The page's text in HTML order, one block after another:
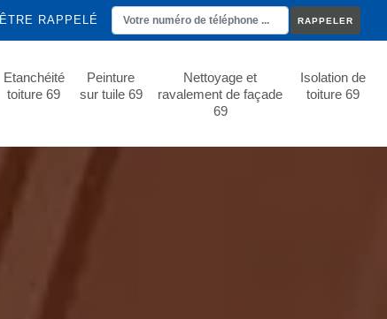
ÊTRE RAPPELÉ
Etanchéité
toiture 69
Peinture
sur tuile 69
Nettoyage et
ravalement de façade
69
Isolation de
toiture 69